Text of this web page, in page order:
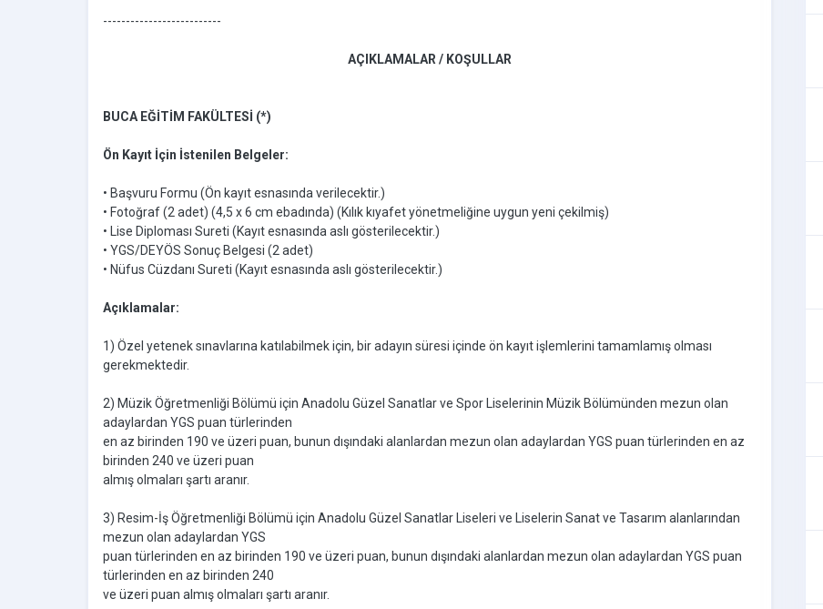
--------------------------
AÇIKLAMALAR / KOŞULLAR
BUCA EĞİTİM FAKÜLTESİ (*)
Ön Kayıt İçin İstenilen Belgeler:
• Başvuru Formu (Ön kayıt esnasında verilecektir.)
• Fotoğraf (2 adet) (4,5 x 6 cm ebadında) (Kılık kıyafet yönetmeliğine uygun yeni çekilmiş)
• Lise Diploması Sureti (Kayıt esnasında aslı gösterilecektir.)
• YGS/DEYÖS Sonuç Belgesi (2 adet)
• Nüfus Cüzdanı Sureti (Kayıt esnasında aslı gösterilecektir.)
Açıklamalar:
1) Özel yetenek sınavlarına katılabilmek için, bir adayın süresi içinde ön kayıt işlemlerini tamamlamış olması
gerekmektedir.
2) Müzik Öğretmenliği Bölümü için Anadolu Güzel Sanatlar ve Spor Liselerinin Müzik Bölümünden mezun olan
adaylardan YGS puan türlerinden
en az birinden 190 ve üzeri puan, bunun dışındaki alanlardan mezun olan adaylardan YGS puan türlerinden en az
birinden 240 ve üzeri puan
almış olmaları şartı aranır.
3) Resim-İş Öğretmenliği Bölümü için Anadolu Güzel Sanatlar Liseleri ve Liselerin Sanat ve Tasarım alanlarından
mezun olan adaylardan YGS
puan türlerinden en az birinden 190 ve üzeri puan, bunun dışındaki alanlardan mezun olan adaylardan YGS puan
türlerinden en az birinden 240
ve üzeri puan almış olmaları şartı aranır.